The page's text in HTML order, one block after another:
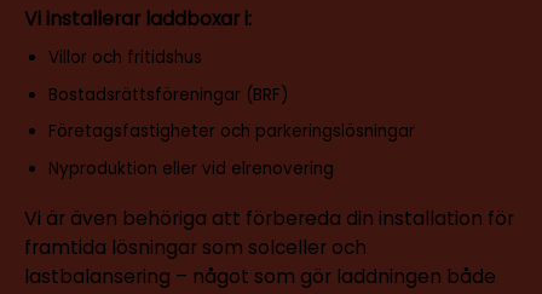
Vi installerar laddboxar i:
Villor och fritidshus
Bostadsrättsföreningar (BRF)
Företagsfastigheter och parkeringslösningar
Nyproduktion eller vid elrenovering
Vi är även behöriga att förbereda din installation för
framtida lösningar som solceller och
lastbalansering – något som gör laddningen både